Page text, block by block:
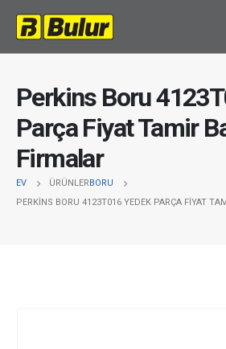
Perkins Boru
Parça Fiyat Tamir
Firmalar
EV ÜRÜNLERBORU
PERKINS BORU 4123T016 YEDEK PARÇA FIYAT